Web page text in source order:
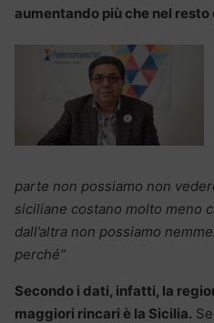
aumentando più che nel resto
parte non possiamo non
siciliane costano molto meno
dall’altra non possiamo
perché”
Secondo i dati, infatti, la
maggiori rincari è la Sicilia.